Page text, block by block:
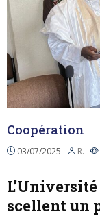
Coopération
03/07/2025 R.
scellent un